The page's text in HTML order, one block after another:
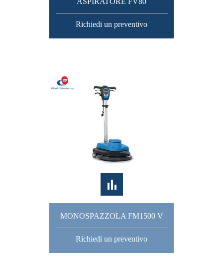
Richiedi un preventivo
MONOSPAZZOLA FM1500 V
Richiedi un preventivo